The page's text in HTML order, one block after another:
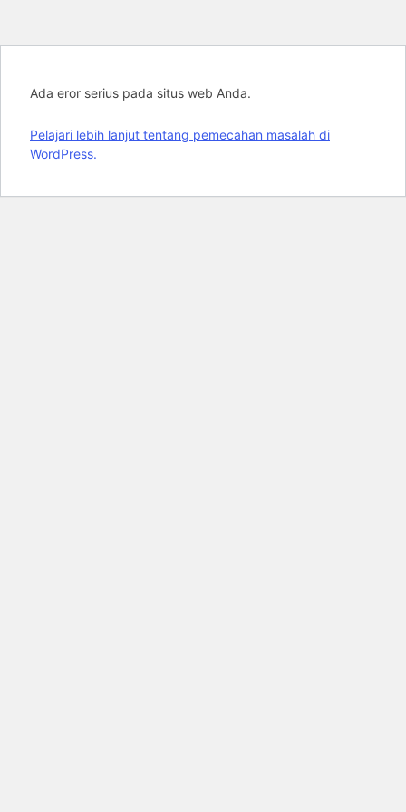
Ada eror serius pada situs web Anda.
Pelajari lebih lanjut tentang pemecahan masalah di
WordPress.